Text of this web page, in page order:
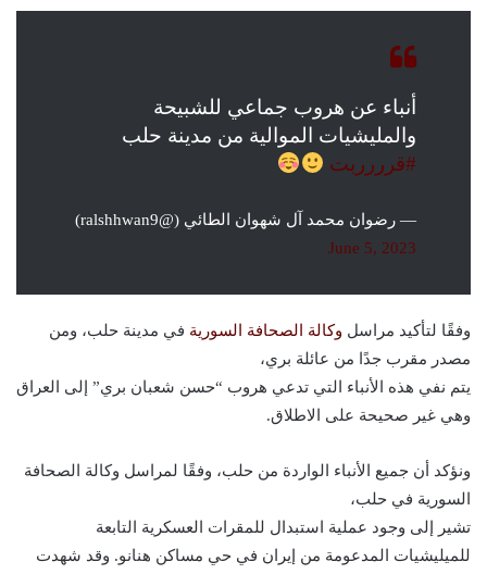
أنباء عن هروب جماعي للشبيحة
والمليشيات الموالية من مدينة حلب
#قرررربت
— رضوان محمد آل شهوان الطائي (@ralshhwan9)
June 5, 2023
وفقًا لتأكيد مراسل وكالة الصحافة السورية في مدينة حلب، ومن
مصدر مقرب جدًا من عائلة بري،
يتم نفي هذه الأنباء التي تدعي هروب “حسن شعبان بري” إلى العراق
وهي غير صحيحة على الاطلاق.
ونؤكد أن جميع الأنباء الواردة من حلب، وفقًا لمراسل وكالة الصحافة
السورية في حلب،
تشير إلى وجود عملية استبدال للمقرات العسكرية التابعة
للميليشيات المدعومة من إيران في حي مساكن هنانو. وقد شهدت